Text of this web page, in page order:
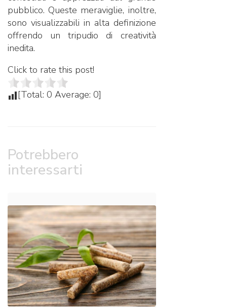
pubblico. Queste meraviglie, inoltre,
sono visualizzabili in alta definizione
offrendo un tripudio di creatività
inedita.
Click to rate this post!
[Total: 0 Average: 0]
Potrebbero
interessarti